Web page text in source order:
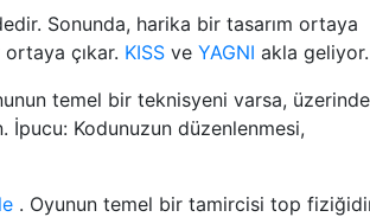
Sonunda, harika bir tasarım ortaya
çıkar. KISS ve YAGNI akla geliyor.
temel bir teknisyeni varsa, üzerinde
İpucu: Kodunuzun düzenlenmesi,
. Oyunun temel bir tamircisi top